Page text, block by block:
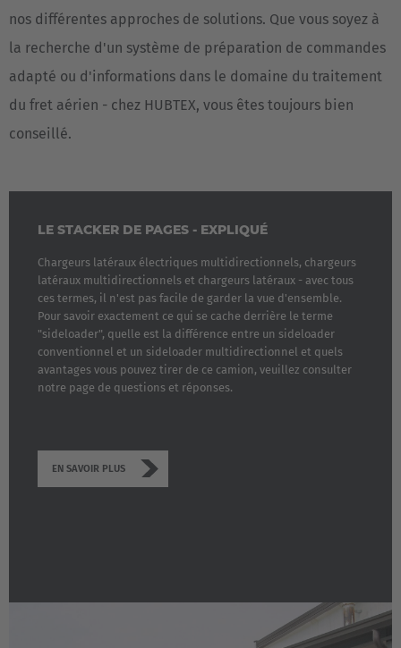
nos différentes approches de solutions. Que vous soyez à
la recherche d'un système de préparation de commandes
adapté ou d'informations dans le domaine du traitement
du fret aérien - chez HUBTEX, vous êtes toujours bien
conseillé.
LE STACKER DE PAGES - EXPLIQUÉ
Chargeurs latéraux électriques multidirectionnels, chargeurs
latéraux multidirectionnels et chargeurs latéraux - avec tous
ces termes, il n'est pas facile de garder la vue d'ensemble.
Pour savoir exactement ce qui se cache derrière le terme
"sideloader", quelle est la différence entre un sideloader
conventionnel et un sideloader multidirectionnel et quels
avantages vous pouvez tirer de ce camion, veuillez consulter
notre page de questions et réponses.
EN SAVOIR PLUS